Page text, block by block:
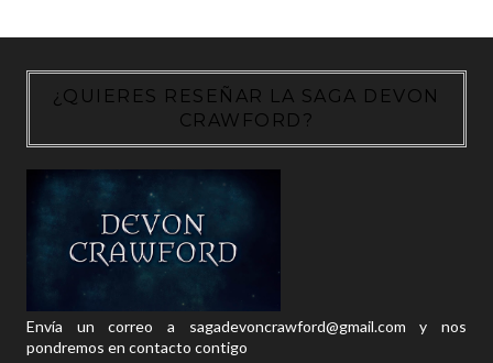
¿QUIERES RESEÑAR LA SAGA DEVON
CRAWFORD?
Envía un correo a sagadevoncrawford@gmail.com y nos
pondremos en contacto contigo